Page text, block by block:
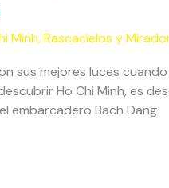
Minh,Rascacielos y
sus mejores luces
Ho Chi Minh, es
embarcadero Bach Dang